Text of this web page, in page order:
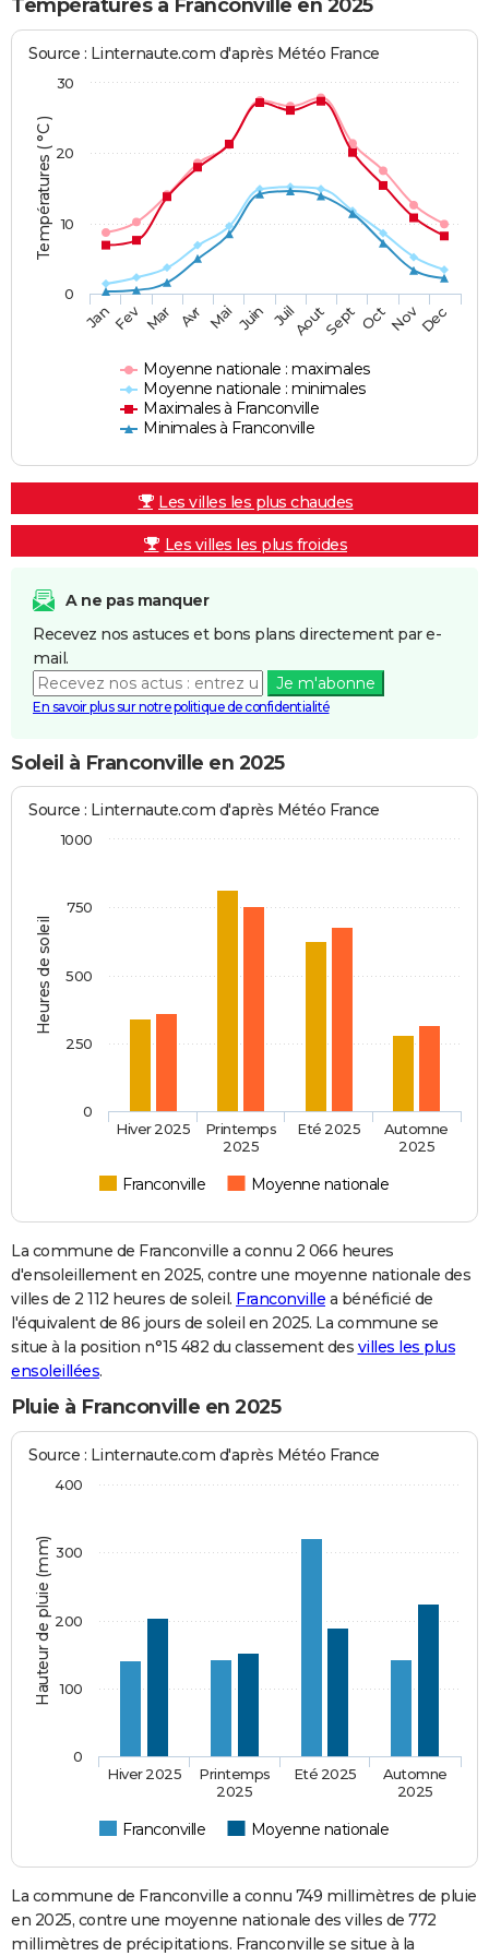
Températures à Franconville en 2025
Températures ( °C )
Source : Linternaute.com d'après Météo France
Moyenne nationale : maximales
Moyenne nationale : minimales
Maximales à Franconville
Minimales à Franconville
JanFev Mar Avr Mai Juin JuilAoutSept OctNovDec
0
10
20
30
Les villes les plus chaudes
Les villes les plus froides
A ne pas manquer
Recevez nos astuces et bons plans directement par e-
mail.
Je m'abonne
En savoir plus sur notre politique de confidentialité
Soleil à Franconville en 2025
Heures de soleil
Source : Linternaute.com d'après Météo France
Franconville Moyenne nationale
Hiver 2025
Printemps
2025
Eté 2025
Automne
2025
0
250
500
750
1000
La commune de Franconville a connu 2 066 heures
d'ensoleillement en 2025, contre une moyenne nationale des
villes de 2 112 heures de soleil. Franconville a bénéficié de
l'équivalent de 86 jours de soleil en 2025. La commune se
situe à la position n°15 482 du classement des villes les plus
ensoleillées.
Pluie à Franconville en 2025
Hauteur de pluie (mm)
Source : Linternaute.com d'après Météo France
Franconville Moyenne nationale
Hiver 2025
Printemps
2025
Eté 2025
Automne
2025
0
100
200
300
400
La commune de Franconville a connu 749 millimètres de pluie
en 2025, contre une moyenne nationale des villes de 772
millimètres de précipitations. Franconville se situe à la